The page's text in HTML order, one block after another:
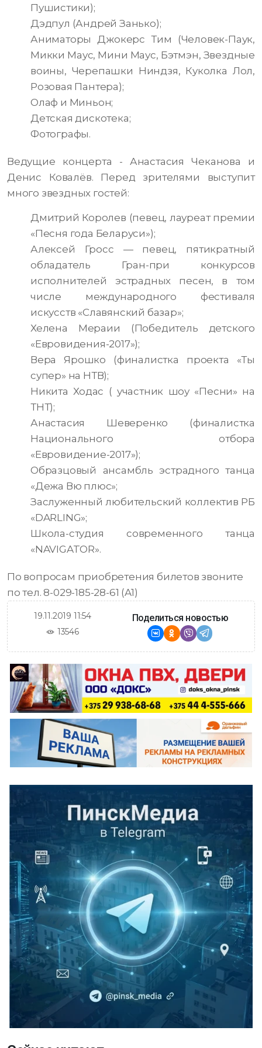
Пушистики);
Дэдпул (Андрей Занько);
Аниматоры Джокерс Тим (Человек-Паук,
Микки Маус, Мини Маус, Бэтмэн, Звездные
воины, Черепашки Ниндзя, Куколка Лол,
Розовая Пантера);
Олаф и Миньон;
Детская дискотека;
Фотографы.
Ведущие концерта - Анастасия Чеканова и
Денис Ковалёв. Перед зрителями выступит
много звездных гостей:
Дмитрий Королев (певец, лауреат премии
«Песня года Беларуси»);
Алексей Гросс — певец, пятикратный
обладатель Гран-при конкурсов
исполнителей эстрадных песен, в том
числе международного фестиваля
искусств «Славянский базар»;
Хелена Мераии (Победитель детского
«Евровидения-2017»);
Вера Ярошко (финалистка проекта «Ты
супер» на НТВ);
Никита Ходас ( участник шоу «Песни» на
ТНТ);
Анастасия Шеверенко (финалистка
Национального отбора
«Евровидение-2017»);
Образцовый ансамбль эстрадного танца
«Дежа Вю плюс»;
Заслуженный любительский коллектив РБ
«DARLING»;
Школа-студия современного танца
«NAVIGATOR».
По вопросам приобретения билетов звоните
по тел. 8-029-185-28-61 (A1)
19.11.2019 11:54
13546
Поделиться новостью